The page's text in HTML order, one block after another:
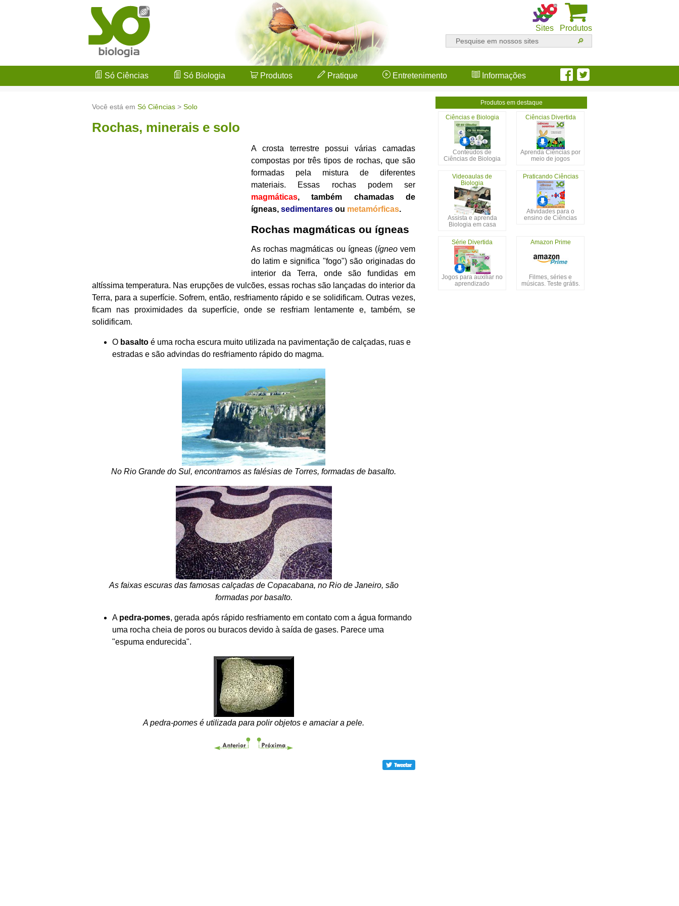
Produtos
Sites
Só Ciências Só Biologia Produtos Pratique Entretenimento Informações
Você está em Só Ciências > Solo
Rochas, minerais e solo
A crosta terrestre possui várias camadas
compostas por três tipos de rochas, que são
formadas pela mistura de diferentes
materiais. Essas rochas podem ser
magmáticas, também chamadas de
ígneas, sedimentares ou metamórficas.
Rochas magmáticas ou ígneas
As rochas magmáticas ou ígneas (ígneovem
do latim e significa "fogo") são originadas do
interior da Terra, onde são fundidas em
altíssima temperatura. Nas erupções de vulcões, essas rochas são lançadas do interior da
Terra, para a superfície. Sofrem, então, resfriamento rápido e se solidificam. Outras vezes,
ficam nas proximidades da superfície, onde se resfriam lentamente e, também, se
solidificam.
O basalto é uma rocha escura muito utilizada na pavimentação de calçadas, ruas e
estradas e são advindas do resfriamento rápido do magma.
No Rio Grande do Sul, encontramos as falésias de Torres, formadas de basalto.
As faixas escuras das famosas calçadas de Copacabana, no Rio de Janeiro, são
formadas por basalto.
A pedra-pomes, gerada após rápido resfriamento em contato com a água formando
uma rocha cheia de poros ou buracos devido à saída de gases. Parece uma
"espuma endurecida".
A pedra-pomes é utilizada para polir objetos e amaciar a pele.
Produtos em destaque
Ciências e Biologia
Conteúdos de
Ciências de Biologia
Ciências Divertida
Aprenda Ciências por
meio de jogos
Videoaulas de
Biologia
Assista e aprenda
Biologia em casa
Praticando Ciências
Atividades para o
ensino de Ciências
Série Divertida
Jogos para auxiliar no
aprendizado
Amazon Prime
Filmes, séries e
músicas. Teste grátis.